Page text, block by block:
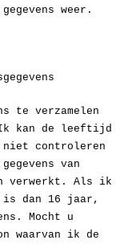
weer.
te verzamelen
Ik kan de leeftijd
niet controleren
van
verwerkt. Als ik
is dan 16 jaar,
Mocht u
waarvan ik de